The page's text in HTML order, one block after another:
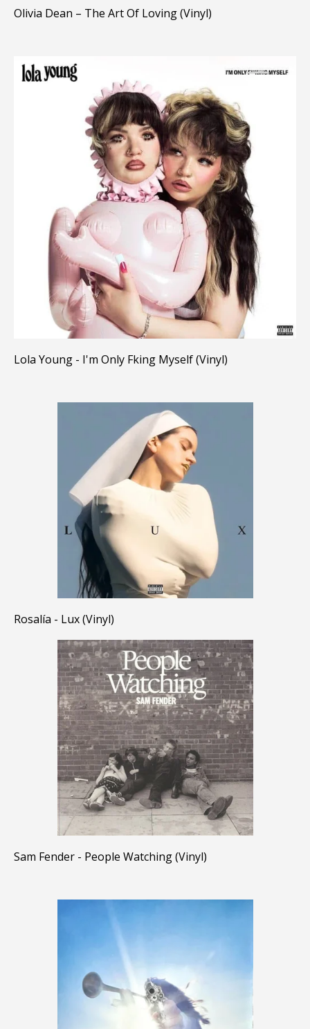
Olivia Dean – The Art Of Loving (Vinyl)
Lola Young - I'm Only Fking Myself (Vinyl)
Rosalía - Lux (Vinyl)
Sam Fender - People Watching (Vinyl)